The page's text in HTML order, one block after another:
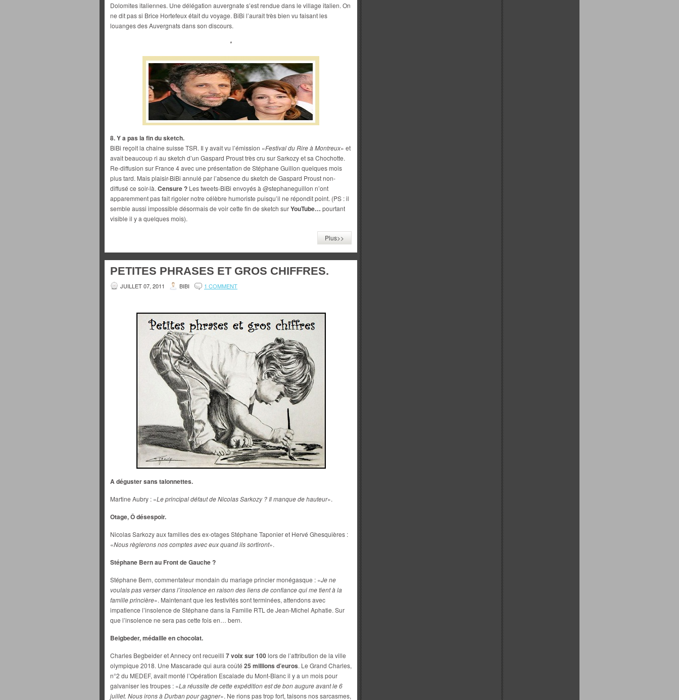
Dolomites italiennes. Une délégation auvergnate s’est rendue dans le village italien. On
ne dit pas si Brice Hortefeux était du voyage. BiBi l’aurait très bien vu faisant les
louanges des Auvergnats dans son discours.
*
8. Y a pas la fin du sketch.
BiBi reçoit la chaine suisse TSR. Il y avait vu l’émission «Festival du Rire à Montreux» et
avait beaucoup ri au sketch d’un Gaspard Proust très cru sur Sarkozy et sa Chochotte.
Re-diffusion sur France 4 avec une présentation de Stéphane Guillon quelques mois
plus tard. Mais plaisir-BiBi annulé par l’absence du sketch de Gaspard Proust non-
diffusé ce soir-là. Censure ? Les tweets-BiBi envoyés à @stephaneguillon n’ont
apparemment pas fait rigoler notre célèbre humoriste puisqu’il ne répondit point. (PS : il
semble aussi impossible désormais de voir cette fin de sketch surYouTube… pourtant
visible il y a quelques mois).
Plus>>
PETITES PHRASES ET GROS CHIFFRES.
JUILLET 07, 2011 BIBI 1 COMMENT
A déguster sans talonnettes.
Martine Aubry : «Le principal défaut de Nicolas Sarkozy ? Il manque de hauteur».
Otage, Ô désespoir.
Nicolas Sarkozy aux familles des ex-otages Stéphane Taponier et Hervé Ghesquières :
«Nous règlerons nos comptes avec eux quand ils sortiront».
Stéphane Bern au Front de Gauche ?
Stéphane Bern, commentateur mondain du mariage princier monégasque : «Je ne
voulais pas verser dans l’insolence en raison des liens de confiance qui me tient à la
famille princière». Maintenant que les festivités sont terminées, attendons avec
impatience l’insolence de Stéphane dans la Famille RTL de Jean-Michel Aphatie. Sur
que l’insolence ne sera pas cette fois en… bern.
Beigbeder, médaille en chocolat.
Charles Begbeider et Annecy ont recueilli 7 voix sur 100lors de l’attribution de la ville
olympique 2018. Une Mascarade qui aura coûté 25 millions d’euros. Le Grand Charles,
n°2 du MEDEF, avait monté l’Opération Escalade du Mont-Blanc il y a un mois pour
galvaniser les troupes : «La réussite de cette expédition est de bon augure avant le 6
juillet. Nous irons à Durban pour gagner». Ne rions pas trop fort, taisons nos sarcasmes,